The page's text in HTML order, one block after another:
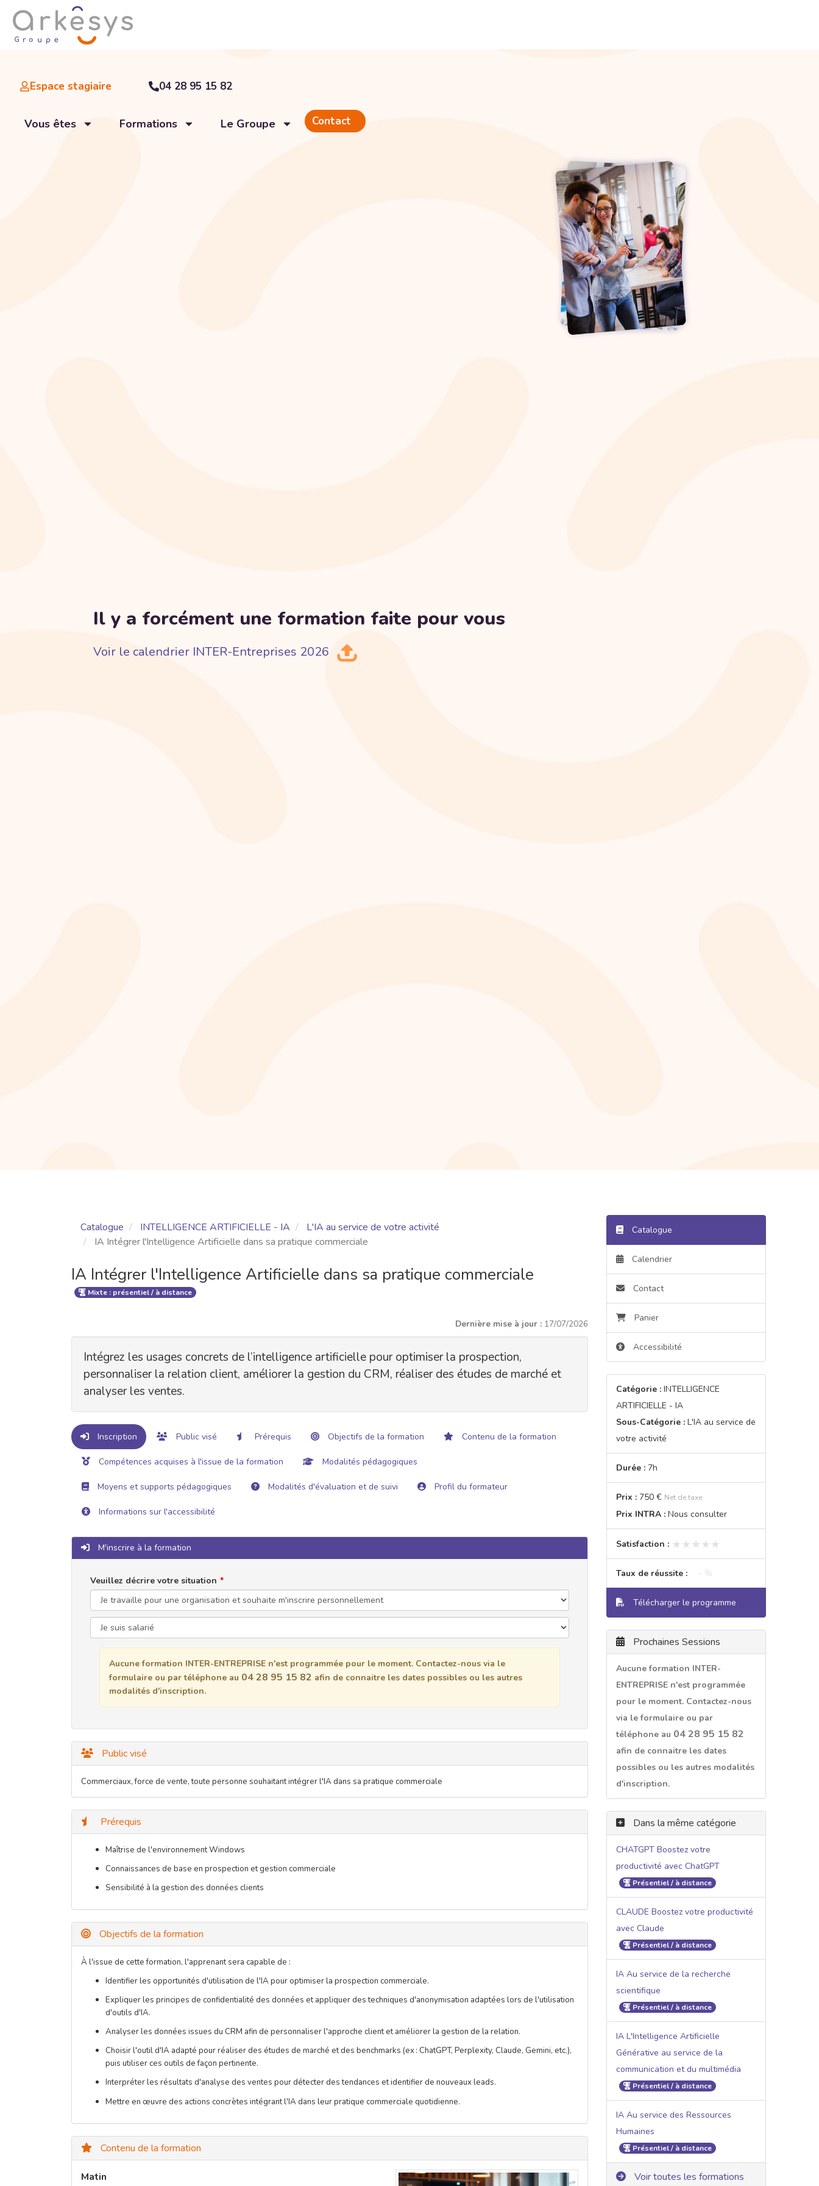
Espace stagiaire 04 28 95 15 82
Vous êtes Formations Le Groupe Contact
Il y a forcément une formation faite pour vous
Voir le calendrier INTER-Entreprises 2026
Catalogue INTELLIGENCE ARTIFICIELLE - IA
L'IA au service de votre activité
IA Intégrer l'Intelligence Artificielle dans sa pratique commerciale
IA Intégrer l'Intelligence Artificielle dans sa pratique commerciale
Mixte : présentiel / à distance
Dernière mise à jour : 17/07/2026
Intégrez les usages concrets de l’intelligence artificielle pour optimiser la prospection,
personnaliser la relation client, améliorer la gestion du CRM, réaliser des études de marché et
analyser les ventes.
Inscription Public visé Prérequis Objectifs de la formation Contenu de la formation
Compétences acquises à l'issue de la formation Modalités pédagogiques
Moyens et supports pédagogiques Modalités d'évaluation et de suivi Profil du formateur
Informations sur l'accessibilité
M'inscrire à la formation
Veuillez décrire votre situation
Aucune formation INTER-ENTREPRISE n'est programmée pour le moment. Contactez-nous via le
formulaire ou par téléphone au 04 28 95 15 82 afin de connaitre les dates possibles ou les autres
modalités d'inscription.
Public visé
Commerciaux, force de vente, toute personne souhaitant intégrer l'IA dans sa pratique commerciale
Prérequis
Maîtrise de l'environnement Windows
Connaissances de base en prospection et gestion commerciale
Sensibilité à la gestion des données clients
Objectifs de la formation
À l'issue de cette formation, l'apprenant sera capable de :
Identifier les opportunités d'utilisation de l'IA pour optimiser la prospection commerciale.
Expliquer les principes de confidentialité des données et appliquer des techniques d'anonymisation adaptées lors de l'utilisation
d'outils d'IA.
Analyser les données issues du CRM afin de personnaliser l'approche client et améliorer la gestion de la relation.
Choisir l'outil d'IA adapté pour réaliser des études de marché et des benchmarks (ex : ChatGPT, Perplexity, Claude, Gemini, etc.),
puis utiliser ces outils de façon pertinente.
Interpréter les résultats d'analyse des ventes pour détecter des tendances et identifier de nouveaux leads.
Mettre en œuvre des actions concrètes intégrant l'IA dans leur pratique commerciale quotidienne.
Contenu de la formation
Matin
Catalogue
Calendrier
Contact
Panier
Accessibilité
Catégorie : INTELLIGENCE
ARTIFICIELLE - IA
Sous-Catégorie : L'IA au service de
votre activité
Durée :7h
Prix : 750 € Net de taxe
Prix INTRA :Nous consulter
Satisfaction : ★★★★★
★★★★★
Taux de réussite : - %
Télécharger le programme
Prochaines Sessions
Aucune formation INTER-
ENTREPRISE n'est programmée
pour le moment. Contactez-nous
via le formulaire ou par
téléphone au 04 28 95 15 82
afin de connaitre les dates
possibles ou les autres modalités
d'inscription.
Dans la même catégorie
CHATGPT Boostez votre
productivité avec ChatGPT
Présentiel / à distance
CLAUDE Boostez votre productivité
avec Claude
Présentiel / à distance
IA Au service de la recherche
scientifique
Présentiel / à distance
IA L'Intelligence Artificielle
Générative au service de la
communication et du multimédia
Présentiel / à distance
IA Au service des Ressources
Humaines
Présentiel / à distance
Voir toutes les formations